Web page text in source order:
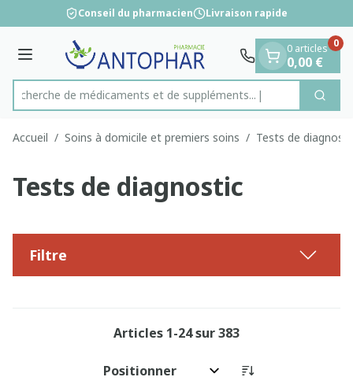
Aller au contenu
1 de 1
Conseil du pharmacien Livraison rapide
Menu
Rechercher
Recherche de médicaments et
0 articles
0,00 €
0
Accueil / Soins à domicile et premiers soins / Tests de
Tests de diagnostic
Filtre
Articles 1-24sur383
Trier par: